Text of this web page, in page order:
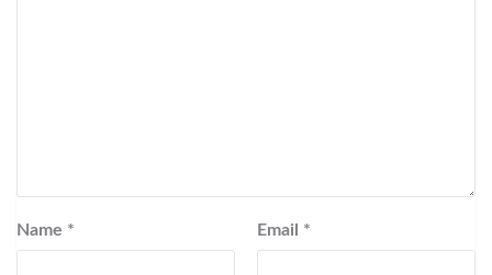
Name * Email *